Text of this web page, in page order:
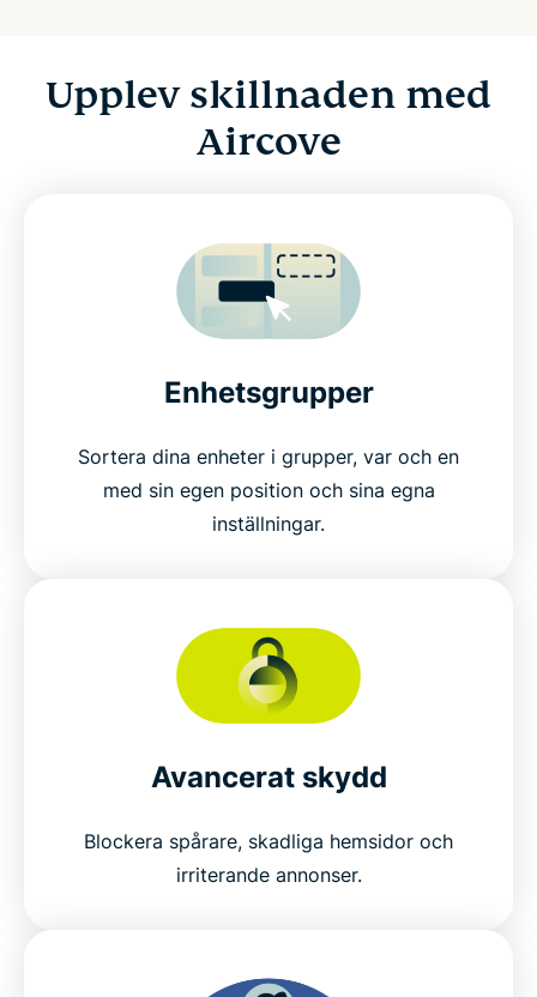
Upplev skillnaden med
Aircove
Enhetsgrupper
Sortera dina enheter i grupper, var och en
med sin egen position och sina egna
inställningar.
Avancerat skydd
Blockera spårare, skadliga hemsidor och
irriterande annonser.